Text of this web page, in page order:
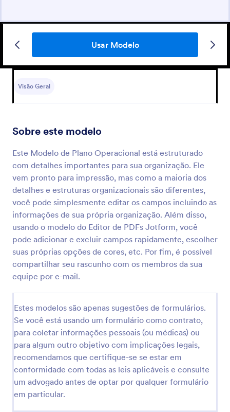
Usar Modelo
Visão Geral
Sobre este modelo
Este Modelo de Plano Operacional está estruturado
com detalhes importantes para sua organização. Ele
vem pronto para impressão, mas como a maioria dos
detalhes e estruturas organizacionais são diferentes,
você pode simplesmente editar os campos incluindo as
informações de sua própria organização. Além disso,
usando o modelo do Editor de PDFs Jotform, você
pode adicionar e excluir campos rapidamente, escolher
suas próprias opções de cores, etc. Por fim, é possível
compartilhar seu rascunho com os membros da sua
equipe por e-mail.
Estes modelos são apenas sugestões de formulários.
Se você está usando um formulário como contrato,
para coletar informações pessoais (ou médicas) ou
para algum outro objetivo com implicações legais,
recomendamos que certifique-se se estar em
conformidade com todas as leis aplicáveis e consulte
um advogado antes de optar por qualquer formulário
em particular.